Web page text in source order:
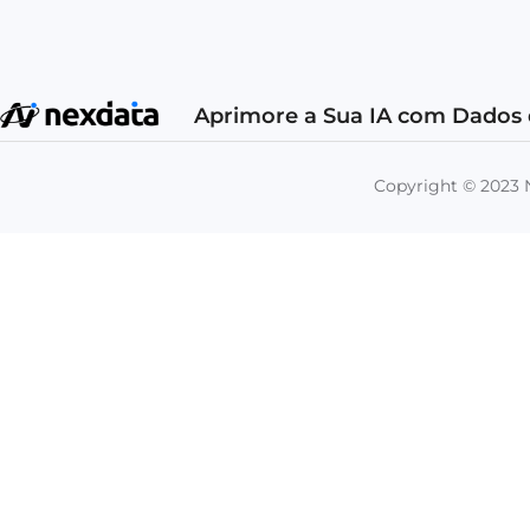
Aprimore a Sua IA com
Copyright © 2023